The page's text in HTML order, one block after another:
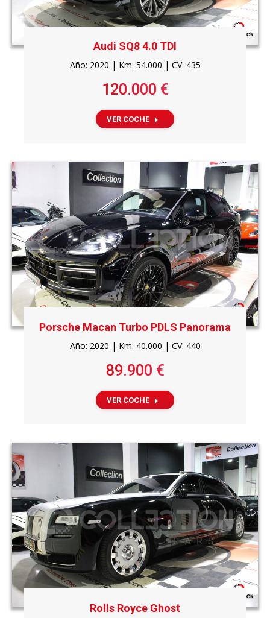
Audi SQ8 4.0 TDI
Año: 2020 | Km: 54.000 | CV: 435
120.000 €
VER COCHE
Porsche Macan Turbo PDLS Panorama
Año: 2020 | Km: 40.000 | CV: 440
89.900 €
VER COCHE
Rolls Royce Ghost